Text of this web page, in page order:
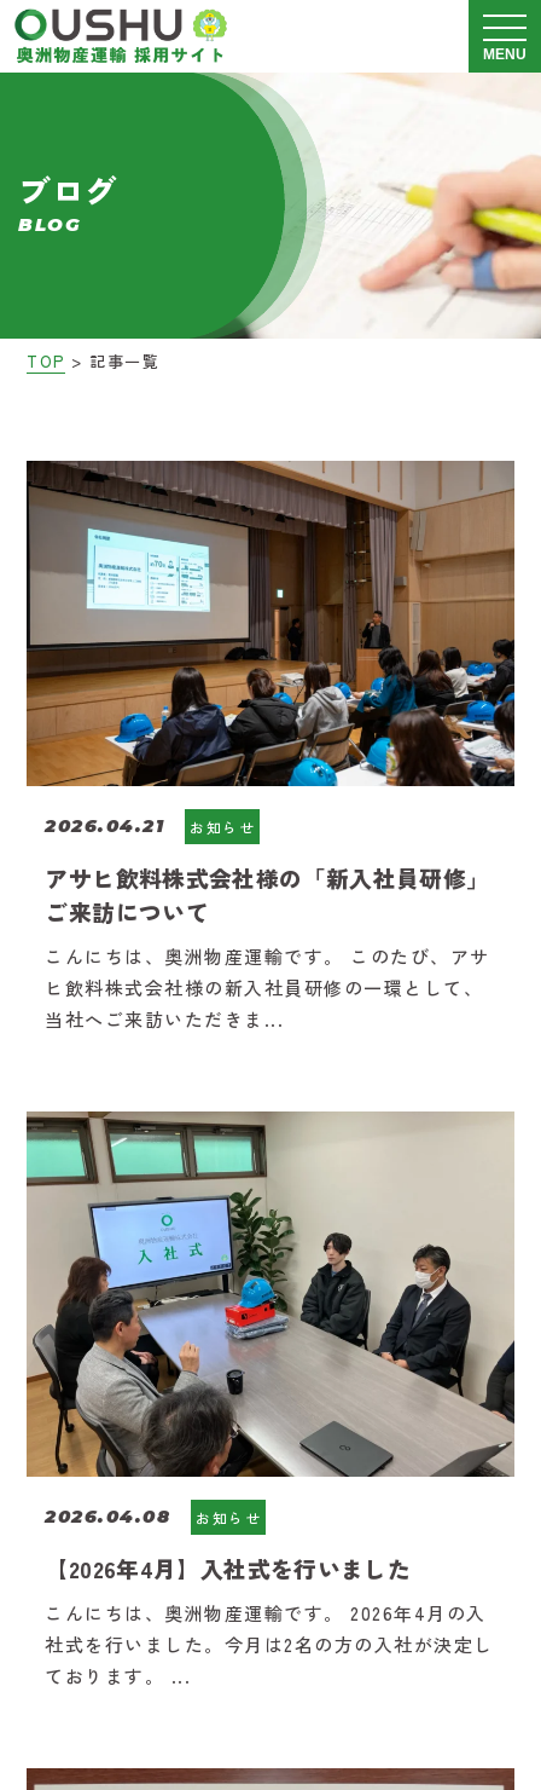
メニ
MENU
運送事業 採用情報
ブログ
BLOG
TOP > 記事一覧
2026.04.21 お知らせ
アサヒ飲料株式会社様の「新入社員研修」
ご来訪について
こんにちは、奥洲物産運輸です。 このたび、アサ
ヒ飲料株式会社様の新入社員研修の一環として、
当社へご来訪いただきま...
2026.04.08 お知らせ
【2026年4月】入社式を行いました
こんにちは、奥洲物産運輸です。 2026年4月の入
社式を行いました。今月は2名の方の入社が決定し
ております。 ...